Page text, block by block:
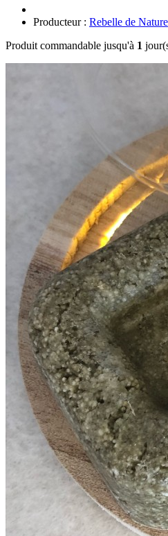
Producteur : Rebelle de Nature
Produit commandable jusqu'à 1